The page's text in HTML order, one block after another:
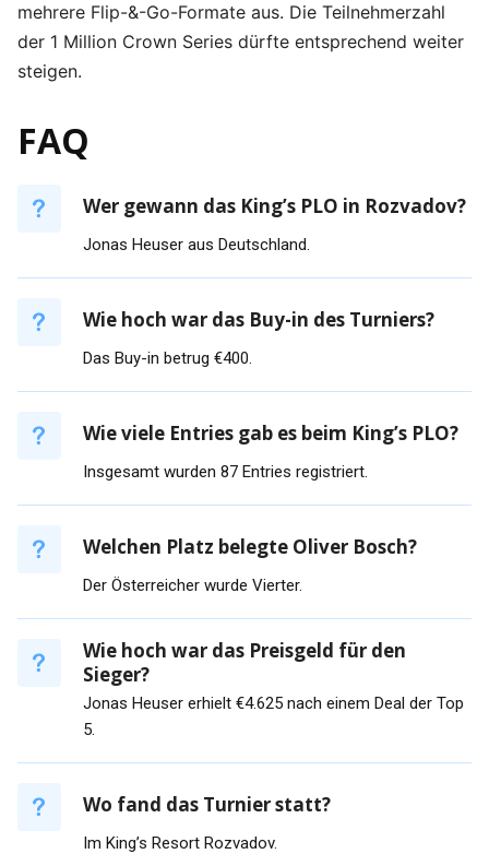
mehrere Flip-&-Go-Formate aus. Die Teilnehmerzahl
der 1 Million Crown Series dürfte entsprechend weiter
steigen.
FAQ
Wer gewann das King’s PLO in Rozvadov?
Jonas Heuser aus Deutschland.
Wie hoch war das Buy-in des Turniers?
Das Buy-in betrug €400.
Wie viele Entries gab es beim King’s PLO?
Insgesamt wurden 87 Entries registriert.
Welchen Platz belegte Oliver Bosch?
Der Österreicher wurde Vierter.
Wie hoch war das Preisgeld für den
Sieger?
Jonas Heuser erhielt €4.625 nach einem Deal der Top
5.
Wo fand das Turnier statt?
Im King’s Resort Rozvadov.